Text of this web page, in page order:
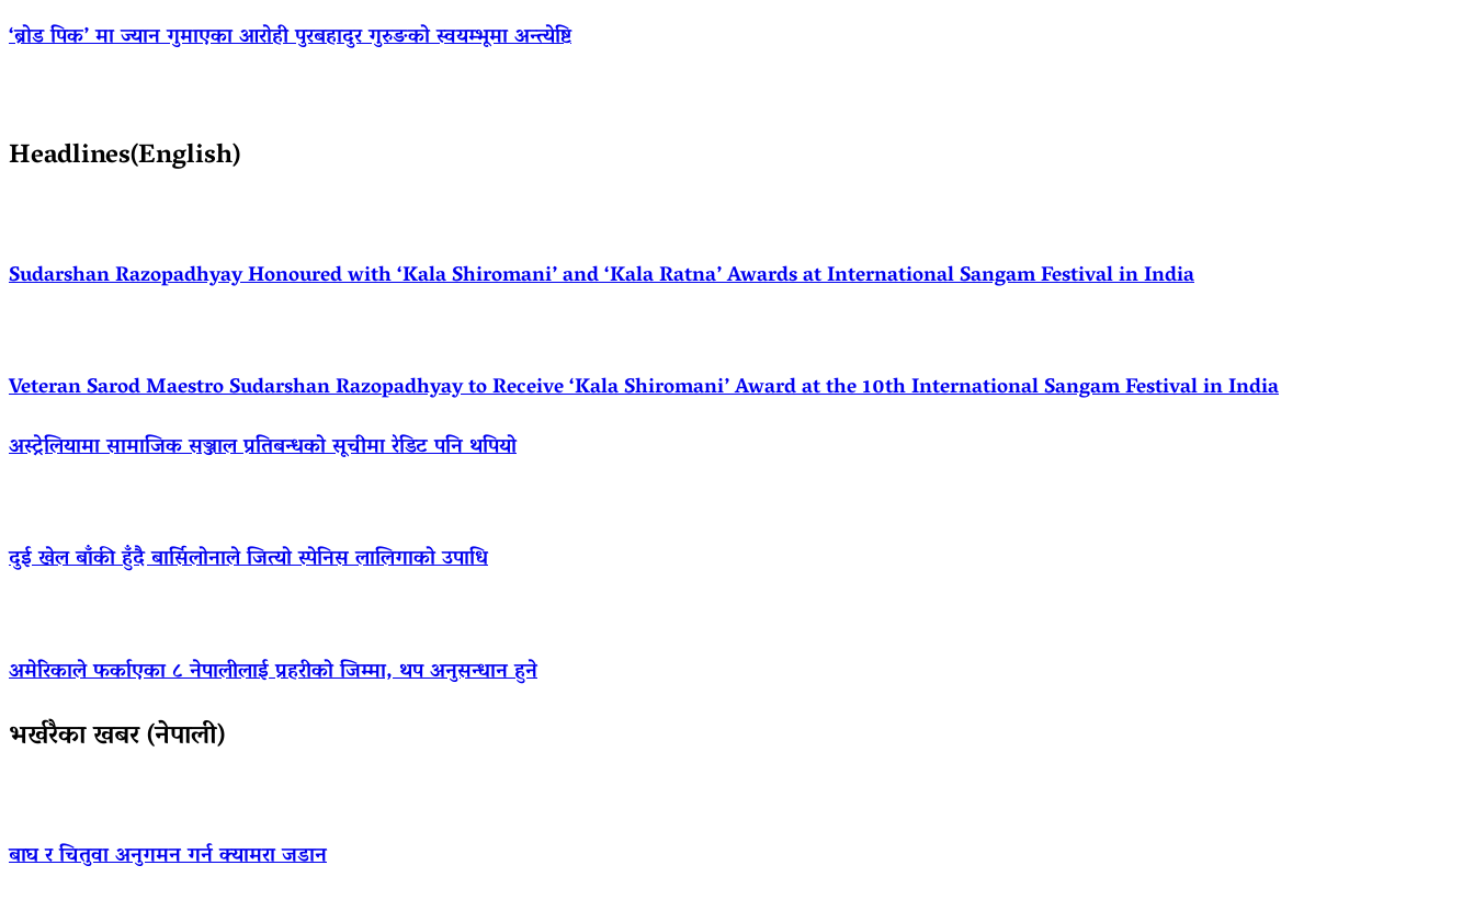
‘ब्रोड पिक’ मा ज्यान गुमाएका आराेही पुरबहादुर गुरुङको स्वयम्भूमा अन्त्येष्टि
Headlines(English)
Sudarshan Razopadhyay Honoured with ‘Kala Shiromani’ and ‘Kala Ratna’ Awards at International Sangam Festival in India
Veteran Sarod Maestro Sudarshan Razopadhyay to Receive ‘Kala Shiromani’ Award at the 10th International Sangam Festival in India
अस्ट्रेलियामा सामाजिक सञ्जाल प्रतिबन्धको सूचीमा रेडिट पनि थपियो
दुई खेल बाँकी हुँदै बार्सिलोनाले जित्यो स्पेनिस लालिगाको उपाधि
अमेरिकाले फर्काएका ८ नेपालीलाई प्रहरीको जिम्मा, थप अनुसन्धान हुने
भर्खरैका खबर (नेपाली)
बाघ र चितुवा अनुगमन गर्न क्यामरा जडान